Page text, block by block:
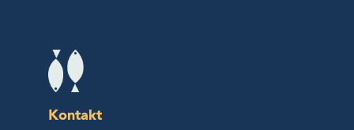
Kontakt